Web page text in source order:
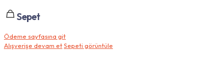
Sepet
Ödeme sayfasına git
Alışverişe devam etSepeti görüntüle